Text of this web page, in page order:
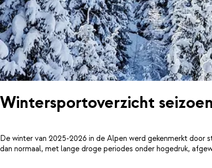
Wintersportoverzicht
De winter van 2025-2026 in de Alpen werd gekenmerkt door
dan normaal, met lange droge periodes onder hogedruk,